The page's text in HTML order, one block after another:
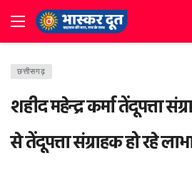
छत्तीसगढ़
शहीद महेन्द्र कर्मा तेंदूपत्ता
से तेंदूपत्ता संग्राहक हो रहे